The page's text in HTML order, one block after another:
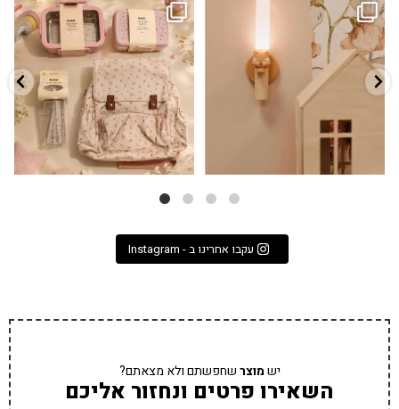
✨ חוזרים למסגרת בסטייל! ✨
הקולקציה החדשה...
9 4
גם פריט עיצובי לחדר, גם מנורת לילה
...
3 0
עקבו אחרינו ב - Instagram
ישמוצרשחפשתם ולא מצאתם?
השאירו פרטים ונחזור אליכם